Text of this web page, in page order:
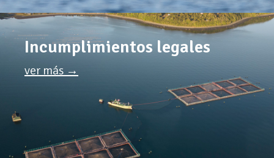
Incumplimientos legales
ver más →